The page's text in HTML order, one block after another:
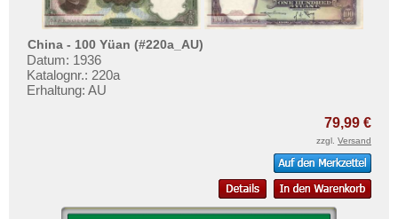
China - 100 Yüan (#220a_AU)
Datum: 1936
Katalognr.: 220a
Erhaltung: AU
79,99 €
zzgl. Versand